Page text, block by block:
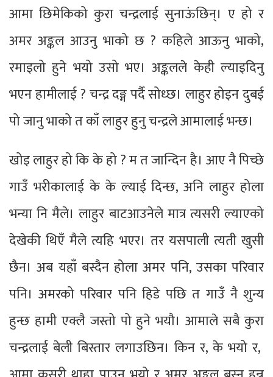
आमा छिमेकिको कुरा चन्द्रलाई सुनाऊंछिन्। ए हो र
अमर अङ्कल आउनु भाको छ ? कहिले आऊनु भाको,
रमाइलो हुने भयो उसो भए। अङ्कलले केही ल्याइदिनु
भएन हामीलाई ? चन्द्र दङ्ग पर्दै सोध्छ। लाहुर होइन दुबई
पो जानु भाको त काँ लाहुर हुनु चन्द्रले आमालाई भन्छ।
खोइ लाहुर हो कि के हो ? म त जान्दिन है। आए नै पिच्छे
गाउँ भरीकालाई के के ल्याई दिन्छ, अनि लाहुर होला
भन्या नि मैले। लाहुर बाटआउनेले मात्र त्यसरी ल्याएको
देखेकी थिएँ मैले त्यहि भएर। तर यसपाली त्यती खुसी
छैन। अब यहाँ बस्दैन होला अमर पनि, उसका परिवार
पनि। अमरको परिवार पनि हिडे पछि त गाउँ नै शुन्य
हुन्छ हामी एक्लै जस्तो पो हुने भयौ। आमाले सबै कुरा
चन्द्रलाई बेली बिस्तार लगाउछिन। किन र, के भयो र,